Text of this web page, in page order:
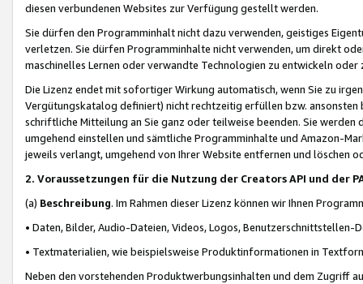
diesen verbundenen Websites zur Verfügung gestellt werden.
Sie dürfen den Programminhalt nicht dazu verwenden, geistiges
verletzen. Sie dürfen Programminhalte nicht verwenden, um direkt
maschinelles Lernen oder verwandte Technologien zu entwickeln
Die Lizenz endet mit sofortiger Wirkung automatisch, wenn Sie zu
Vergütungskatalog definiert) nicht rechtzeitig erfüllen bzw. ansonsten
schriftliche Mitteilung an Sie ganz oder teilweise beenden. Sie werden
umgehend einstellen und sämtliche Programminhalte und Amazon-
jeweils verlangt, umgehend von Ihrer Website entfernen und löschen
2. Voraussetzungen für die Nutzung der Creators API und der
(a) Beschreibung. Im Rahmen dieser Lizenz können wir Ihnen
• Daten, Bilder, Audio-Dateien, Videos, Logos, Benutzerschnittstellen-
• Textmaterialien, wie beispielsweise Produktinformationen in
Neben den vorstehenden Produktwerbungsinhalten und dem Zugriff